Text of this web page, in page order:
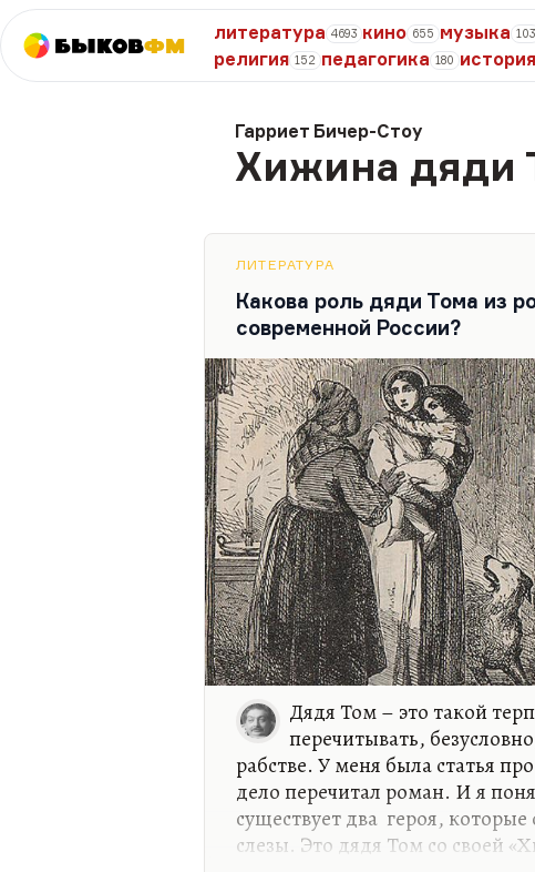
БыковФМ
литература 4693 кино 655 музыка 103
религия 152 педагогика 180 история
Гарриет Бичер-Стоу
Хижина дяди
ЛИТЕРАТУРА
Какова роль дяди Тома из
современной России?
Дядя Том – это такой
перечитывать,
рабстве. У меня была статья
дело перечитал роман. И я
существует два героя,
слезы. Это дядя Том со своей